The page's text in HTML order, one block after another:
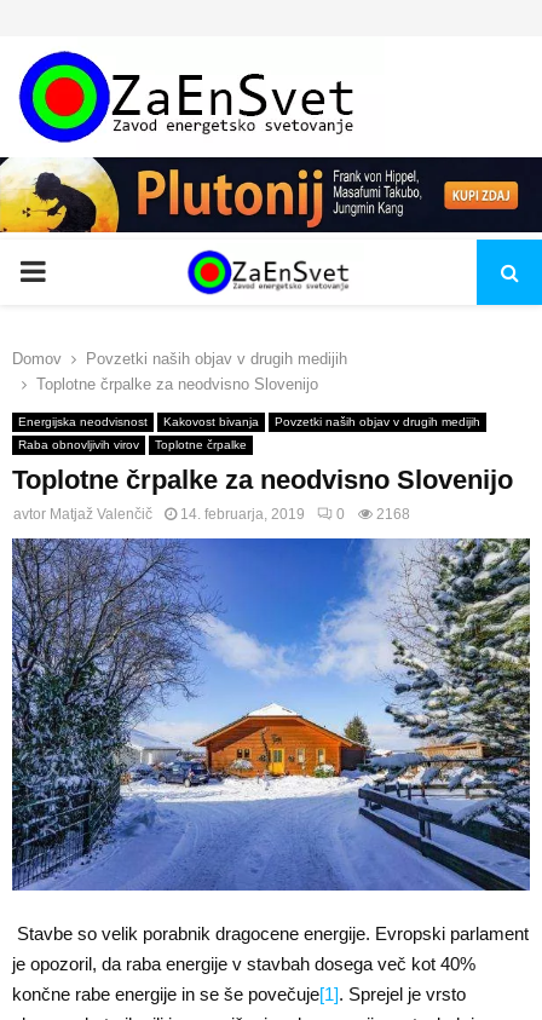
PRIMARY
Domov
Povzetki naših objav v drugih medijih
Toplotne črpalke za neodvisno Slovenijo
Energijska neodvisnost Kakovost bivanja
Povzetki naših objav v drugih medijih
Raba obnovljivih virov
Toplotne črpalke
Toplotne črpalke za neodvisno Slovenijo
avtor Matjaž Valenčič 14. februarja, 2019 0 2168
Stavbe so velik porabnik dragocene energije. Evropski parlament
je opozoril, da raba energije v stavbah dosega več kot 40%
končne rabe energije in se še povečuje[1]. Sprejel je vrsto